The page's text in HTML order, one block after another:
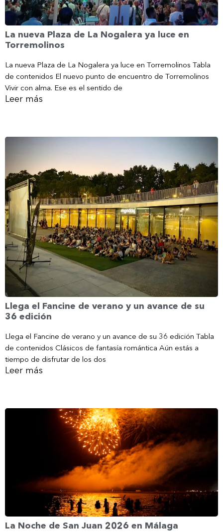
La nueva Plaza de La Nogalera ya luce en
Torremolinos
La nueva Plaza de La Nogalera ya luce en Torremolinos Tabla
de contenidos El nuevo punto de encuentro de Torremolinos
Vivir con alma. Ese es el sentido de
Leer más
Llega el Fancine de verano y un avance de su
36 edición
Llega el Fancine de verano y un avance de su 36 edición Tabla
de contenidos Clásicos de fantasía romántica Aún estás a
tiempo de disfrutar de los dos
Leer más
La Noche de San Juan 2026 en Málaga